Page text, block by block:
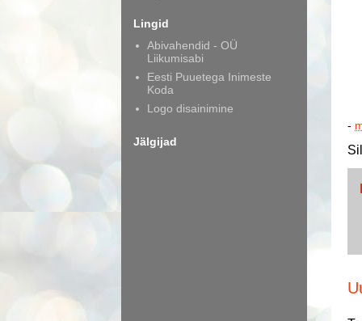
-
Lingid
Abivahendid - OÜ
Liikumisabi
Eesti Puuetega Inimeste
Koda
Logo disainimine
Jälgijad